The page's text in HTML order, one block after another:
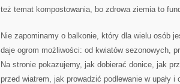
też temat kompostowania, bo zdrowa ziemia to
Nie zapominamy o balkonie, który dla wielu osób
daje ogrom możliwości: od kwiatów sezonowych,
Na stronie pokazujemy, jak dobierać donice, jak
przed wiatrem, jak prowadzić podlewanie w upały